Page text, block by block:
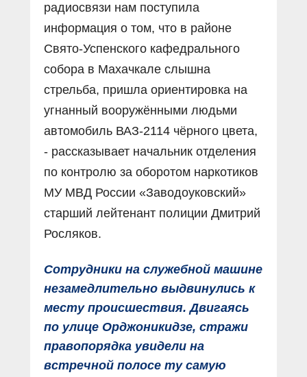
радиосвязи нам поступила
информация о том, что в районе
Свято-Успенского кафедрального
собора в Махачкале слышна
стрельба, пришла ориентировка на
угнанный вооружёнными людьми
автомобиль ВАЗ-2114 чёрного цвета,
- рассказывает начальник отделения
по контролю за оборотом наркотиков
МУ МВД России «Заводоуковский»
старший лейтенант полиции Дмитрий
Росляков.
Сотрудники на служебной машине
незамедлительно выдвинулись к
месту происшествия. Двигаясь
по улице Орджоникидзе, стражи
правопорядка увидели на
встречной полосе ту самую